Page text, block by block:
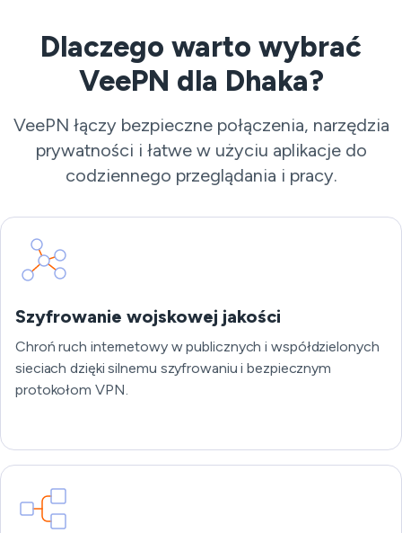
Dlaczego warto wybrać
VeePN dla Dhaka?
VeePN łączy bezpieczne połączenia, narzędzia
prywatności i łatwe w użyciu aplikacje do
codziennego przeglądania i pracy.
Szyfrowanie wojskowej jakości
Chroń ruch internetowy w publicznych i współdzielonych
sieciach dzięki silnemu szyfrowaniu i bezpiecznym
protokołom VPN.